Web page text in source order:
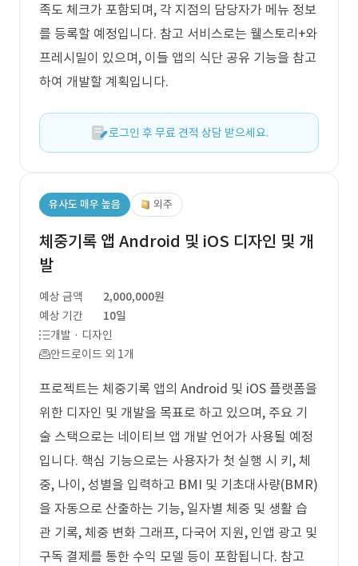
족도 체크가 포함되며, 각 지점의 담당자가 메뉴 정보
를 등록할 예정입니다. 참고 서비스로는 웰스토리+와
프레시밀이 있으며, 이들 앱의 식단 공유 기능을 참고
하여 개발할 계획입니다.
로그인 후 무료 견적 상담 받으세요.
유사도 매우 높음 외주
체중기록 앱 Android 및 iOS 디자인 및 개
발
예상 금액
2,000,000원
예상 기간
10일
개발 · 디자인
안드로이드 외 1개
프로젝트는 체중기록 앱의 Android 및 iOS 플랫폼을
위한 디자인 및 개발을 목표로 하고 있으며, 주요 기
술 스택으로는 네이티브 앱 개발 언어가 사용될 예정
입니다. 핵심 기능으로는 사용자가 첫 실행 시 키, 체
중, 나이, 성별을 입력하고 BMI 및 기초대사량(BMR)
을 자동으로 산출하는 기능, 일자별 체중 및 생활 습
관 기록, 체중 변화 그래프, 다국어 지원, 인앱 광고 및
구독 결제를 통한 수익 모델 등이 포함됩니다. 참고